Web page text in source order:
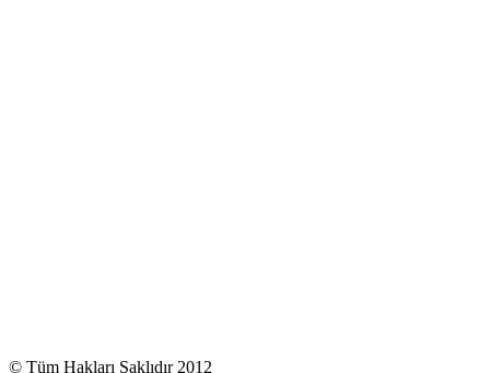
© Tüm Hakları Saklıdır 2012